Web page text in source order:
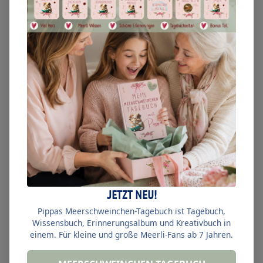
gewählt
werden
Tasse zweifarbig-diva-pig-dad
19,90 €inkl. USt.
Ausführung wählen
Dieses
Produkt
weist
mehrere
Lieblingsprodukt speichern
JETZT NEU!
Pippas Meerschweinchen-Tagebuch ist Tagebuch,
Wissensbuch, Erinnerungsalbum und Kreativbuch in
einem. Für kleine und große Meerli-Fans ab 7 Jahren.